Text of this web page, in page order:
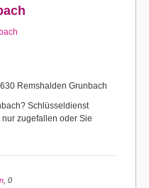
Remshalden Grunbach
Schlüsseldienst
zugefallen oder Sie
, 0